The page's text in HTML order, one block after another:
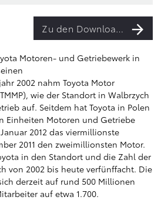
Zu den Downloads
Motoren- und Getriebewerk in
2002 nahm Toyota Motor
wie der Standort in Walbrzych
auf. Seitdem hat Toyota in Polen
Einheiten Motoren und Getriebe
2012 das viermillionste
2011 den zweimillionsten Motor.
in den Standort und die Zahl der
von 2002 bis heute verfünffacht. Die
derzeit auf rund 500 Millionen
auf etwa 1.700.